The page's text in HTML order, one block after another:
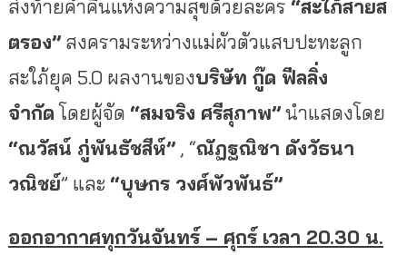
ส่งท้ายค่ำคืนแห่งความสุขด้วยละคร “สะใภ้สายส
ตรอง”สงครามระหว่างแม่ผัวตัวแสบปะทะลูก
สะใภ้ยุค 5.0 ผลงานของบริษัท กู๊ด ฟีลลิ่ง
จำกัดโดยผู้จัด “สมจริง ศรีสุภาพ”นำแสดงโดย
“ณวัสน์ ภู่พันธัชสีห์”, “ณัฏฐณิชา ดังวัธนา
วณิชย์” และ “บุษกร วงศ์พัวพันธ์”
ออกอากาศทุกวันจันทร์ – ศุกร์ เวลา 20.30 น.